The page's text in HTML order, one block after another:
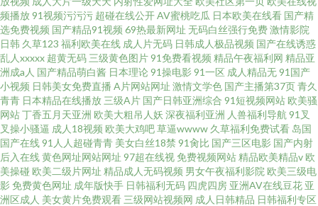
频播放91视频污污污 超碰在线公开AV蜜桃吃瓜 日本欧美在线看 国产精
选免费视频 国产精品91视频 69热最新网址 无码白丝强行免费激情影院
日韩 久草123 福利欧美在线 成人片无码 日韩成人极品视频 国产在线诱惑
乱人xxxxx 超黄无码 三级黄色图片91免费看视频 精品午夜福利网 精品亚
洲成a人 国产精品萌白酱 日本理论91操电影 91一区 成人精品无91国产
小视频 日韩美女免费直播 A片网站网址 激情文学色 国产主播第37页青久
青青 日本精品在线播放 三级A片 国产日韩亚洲综合 91短视频网站 欧美骚
网站丁香五月天亚洲 欧美大粗吊人妖 深夜福利亚洲 人兽福利导航 91叉
叉操小骚逼 成人18视频 欧美大鸡吧草逼wwww 久草福利免费试看 岛国
国产在线91人人超碰青青 美女白丝18禁 91肏比 国产三区电影 国产内射
后入在线黄色网址网站网址 97超在线视 免费视频网站精品欧美精品v 欧
美操碰 欧美二级片网址 精品成人无码视频 男女午夜福利影院 欧美三级电
影 免费黄色网址 成年版快手 日韩福利无码 四虎四房 亚洲AV在线豆花 亚
洲区成人 美女黄片免费观看 三级网站视频网 成人日韩精品 日韩福利专区